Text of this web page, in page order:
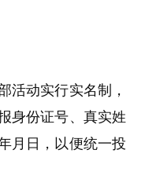
活动实行实名制，
身份证号、真实姓
月日，以便统一投